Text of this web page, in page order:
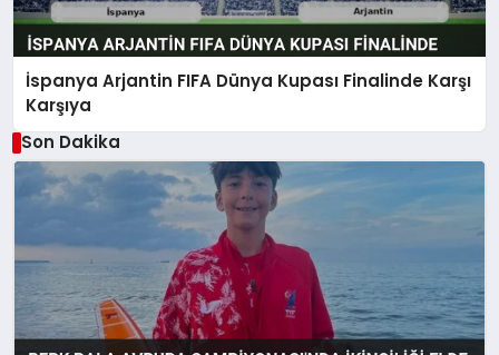
İspanya Arjantin FIFA Dünya Kupası Finalinde Karşı
Karşıya
Son Dakika